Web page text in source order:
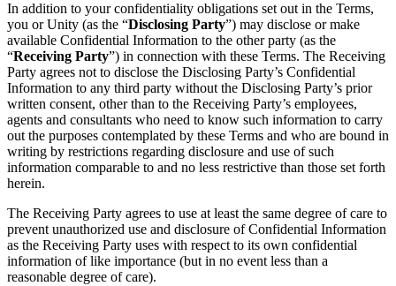
In addition to your confidentiality obligations set out in the Terms,
you or Unity (as the “Disclosing Party”) may disclose or make
available Confidential Information to the other party (as the
“Receiving Party”) in connection with these Terms. The Receiving
Party agrees not to disclose the Disclosing Party’s Confidential
Information to any third party without the Disclosing Party’s prior
written consent, other than to the Receiving Party’s employees,
agents and consultants who need to know such information to carry
out the purposes contemplated by these Terms and who are bound in
writing by restrictions regarding disclosure and use of such
information comparable to and no less restrictive than those set forth
herein.
The Receiving Party agrees to use at least the same degree of care to
prevent unauthorized use and disclosure of Confidential Information
as the Receiving Party uses with respect to its own confidential
information of like importance (but in no event less than a
reasonable degree of care).